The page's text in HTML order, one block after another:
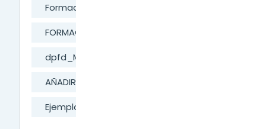
Formación Docente
FORMACIÓN DIGITAL
dpfd_MesaAyuda
AÑADIR ACTIVIDADES A LA CLASE
Ejemplo de Tarea de Clase